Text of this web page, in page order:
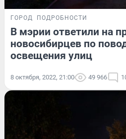
ГОРОД ПОДРОБНОСТИ
В мэрии ответили на
новосибирцев по
освещения улиц
8 октября, 2022, 21:00 49 966